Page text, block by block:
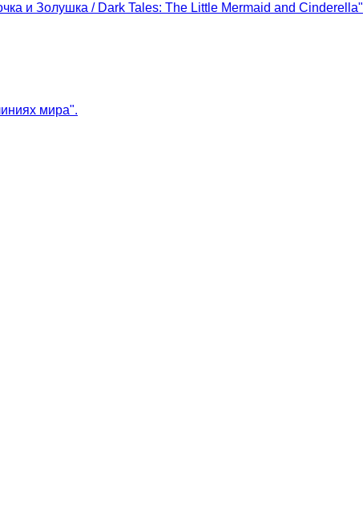
и Золушка / Dark Tales: The Little Mermaid and Cinderella"
мира".